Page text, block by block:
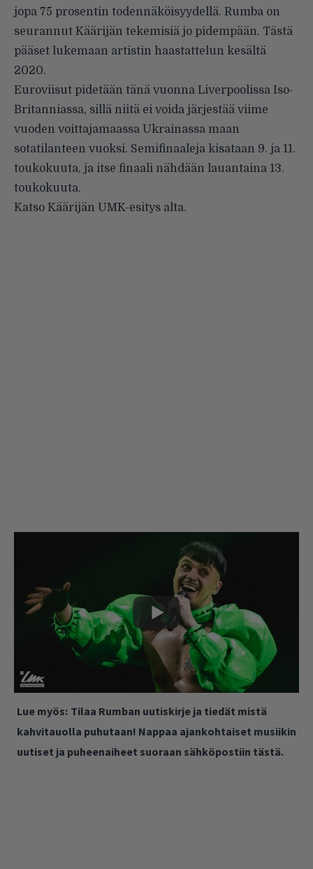
jopa 75 prosentin todennäköisyydellä. Rumba on
seurannut Käärijän tekemisiä jo pidempään. Tästä
pääset lukemaan artistin haastattelun kesältä
2020.
Euroviisut pidetään tänä vuonna Liverpoolissa Iso-
Britanniassa, sillä niitä ei voida järjestää viime
vuoden voittajamaassa Ukrainassa maan
sotatilanteen vuoksi. Semifinaaleja kisataan 9. ja 11.
toukokuuta, ja itse finaali nähdään lauantaina 13.
toukokuuta.
Katso Käärijän UMK-esitys alta.
Lue myös: Tilaa Rumban uutiskirje ja tiedät mistä
kahvitauolla puhutaan! Nappaa ajankohtaiset musiikin
uutiset ja puheenaiheet suoraan sähköpostiin tästä.